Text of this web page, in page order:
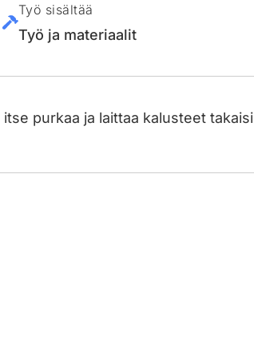
Työ sisältää
Työ ja materiaalit
purkaa ja laittaa kalusteet